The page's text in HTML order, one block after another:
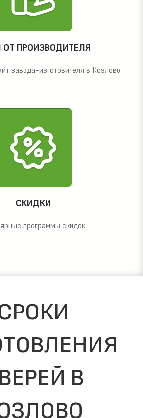
ОТ ПРОИЗВОДИТЕЛЯ
завода-изготовителя в Козлово
СКИДКИ
программы скидок
В